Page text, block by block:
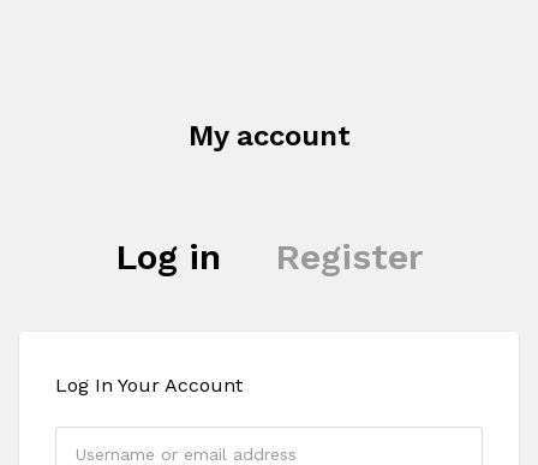
My account
Log in Register
Log In Your Account